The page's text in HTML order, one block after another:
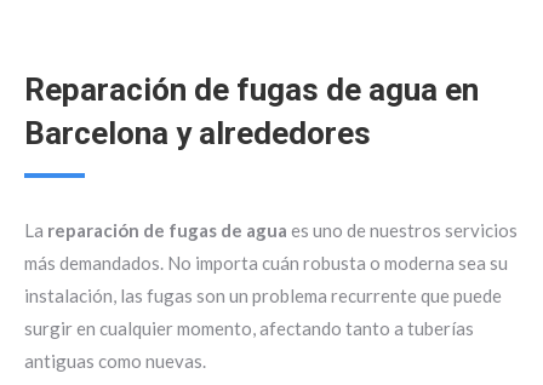
Reparación de fugas de agua en
Barcelona y alrededores
La reparación de fugas de agua es uno de nuestros servicios
más demandados. No importa cuán robusta o moderna sea su
instalación, las fugas son un problema recurrente que puede
surgir en cualquier momento, afectando tanto a tuberías
antiguas como nuevas.